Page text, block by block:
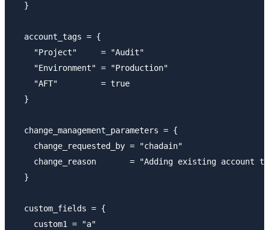
  }
  account_tags = {
    "Project"     = "Audit"
    "Environment" = "Production"
    "AFT"         = true
  }
  change_management_parameters = {
    change_requested_by = "chadain"
change_reason       = "Adding existing account
  }
  custom_fields = {
    custom1 = "a"